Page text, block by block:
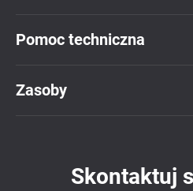
Pomoc techniczna
Zasoby
Skontaktuj